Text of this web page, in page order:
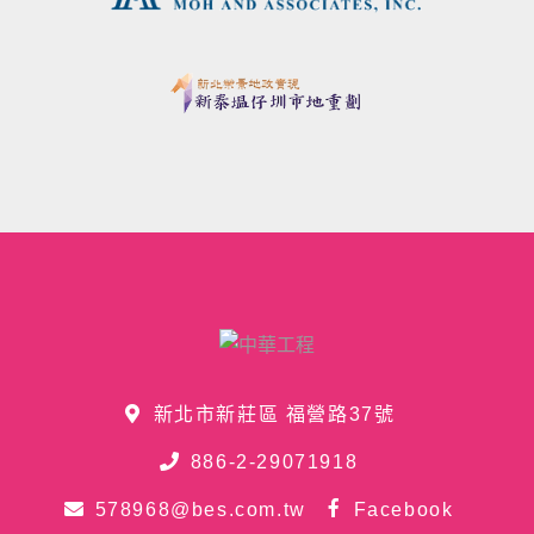
新北市新莊區 福營路37號
886-2-29071918
578968@bes.com.tw Facebook